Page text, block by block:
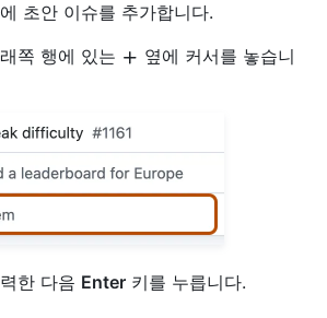
초안 이슈를 추가합니다.
쪽 행에 있는
옆에 커서를 놓습니
한 다음 Enter 키를 누릅니다.